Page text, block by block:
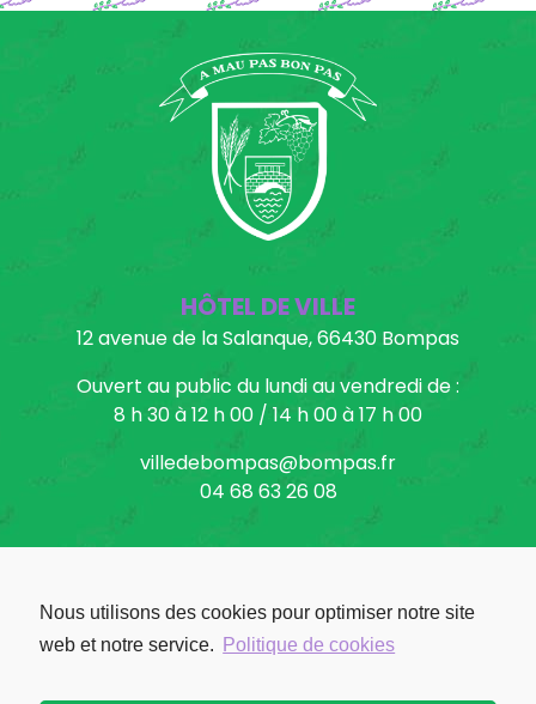
HÔTEL DE VILLE
12 avenue de la Salanque, 66430 Bompas
Ouvert au public du lundi au vendredi de :
8 h 30 à 12 h 00 / 14 h 00 à 17 h 00
villedebompas@bompas.fr
04 68 63 26 08
Facebook: Ville de Bompas
Nous utilisons des cookies pour optimiser notre site
web et notre service.
Politique de cookies